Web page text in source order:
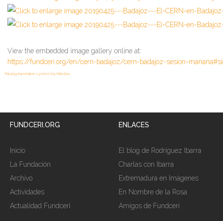
View the embedded image gallery online at:
https://fundceri.org/en/cern-badajoz/cern-badajoz-sesion-
FaLang translation system by Faboba
FUNDCERI.ORG
Inicio
La Fundación
Archivo
Actividades
Actualidad Fundceri
ENLACES
El blog de Rodríguez Ibarra
Charlas con Ibarra
Extremadura en Imágenes
En Nombre de la Rosa
Amigos de Fundceri